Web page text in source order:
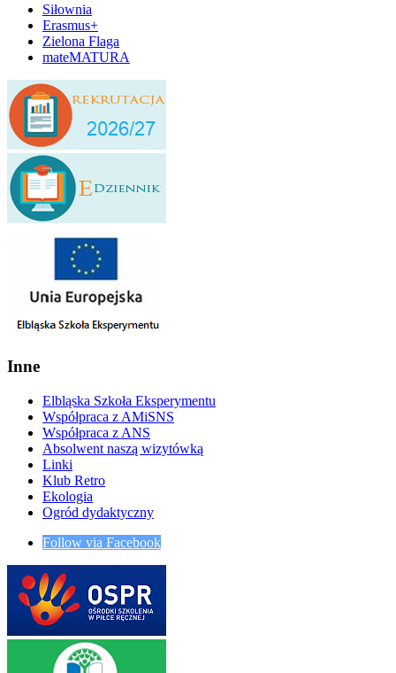
Siłownia
Erasmus+
Zielona Flaga
mateMATURA
Inne
Elbląska Szkoła Eksperymentu
Współpraca z AMiSNS
Współpraca z ANS
Absolwent naszą wizytówką
Linki
Klub Retro
Ekologia
Ogród dydaktyczny
Follow via Facebook